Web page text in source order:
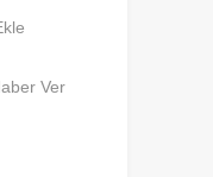
Ver